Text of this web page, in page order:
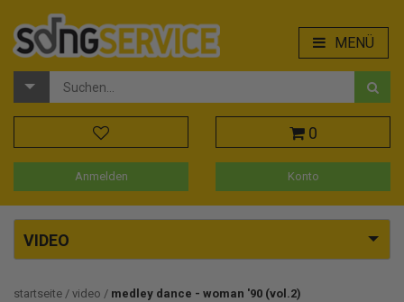
MENÜ
0
Anmelden Konto
VIDEO
startseite video medley dance - woman '90 (vol.2)